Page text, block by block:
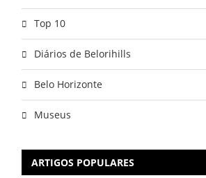
Top 10
Diários de Belorihills
Belo Horizonte
Museus
ARTIGOS POPULARES